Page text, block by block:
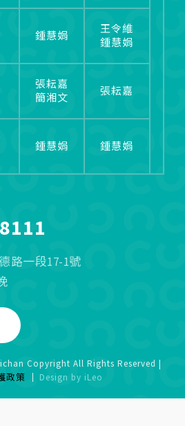
路一段17-1號
鍾慧娟
張耘嘉
簡湘文
鍾慧娟
王令維
鍾慧娟
張耘嘉
鍾慧娟
Copyright All Rights Reserved |
政策
Design by iLeo